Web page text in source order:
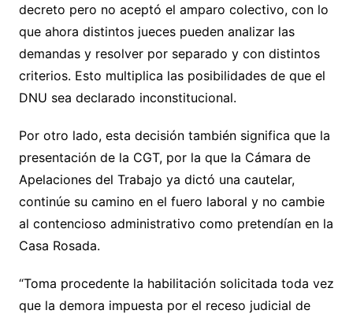
decreto pero no aceptó el amparo colectivo, con lo
que ahora distintos jueces pueden analizar las
demandas y resolver por separado y con distintos
criterios. Esto multiplica las posibilidades de que el
DNU sea declarado inconstitucional.
Por otro lado, esta decisión también significa que la
presentación de la CGT, por la que la Cámara de
Apelaciones del Trabajo ya dictó una cautelar,
continúe su camino en el fuero laboral y no cambie
al contencioso administrativo como pretendían en la
Casa Rosada.
“Toma procedente la habilitación solicitada toda vez
que la demora impuesta por el receso judicial de